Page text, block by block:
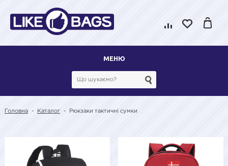
МЕНЮ
Головна - Каталог - Рюкзаки тактичні сумки